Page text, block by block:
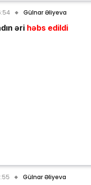
Gülnar Əliyeva
əri həbs edildi
Gülnar Əliyeva